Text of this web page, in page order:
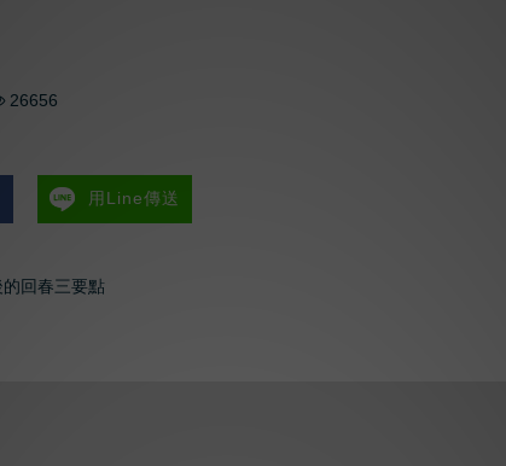
26656
用Line傳送